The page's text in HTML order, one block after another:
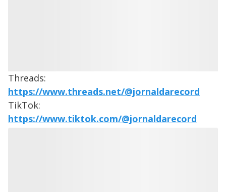
Threads:
https://www.threads.net/@jornaldarecord
TikTok:
https://www.tiktok.com/@jornaldarecord